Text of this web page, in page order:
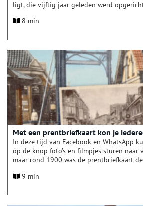
ligt, die vijftig jaar geleden werd
8 min
Met een prentbriefkaart kon je
In deze tijd van Facebook en WhatsApp
óp de knop foto’s en filmpjes sturen naar
maar rond 1900 was de prentbriefkaart
9 min